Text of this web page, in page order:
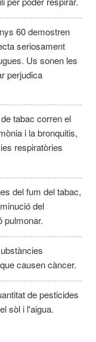
60 demostren
seriosament
Us sonen les
perjudica
tabac corren el
i la bronquitis,
respiratòries
del fum del tabac,
del
pulmonar.
causen càncer.
de pesticides
sòl i l'aigua.